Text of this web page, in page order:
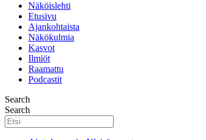
Näköislehti
Etusivu
Ajankohtaista
Näkökulmia
Kasvot
Ilmiöt
Raamattu
Podcastit
Search
Search